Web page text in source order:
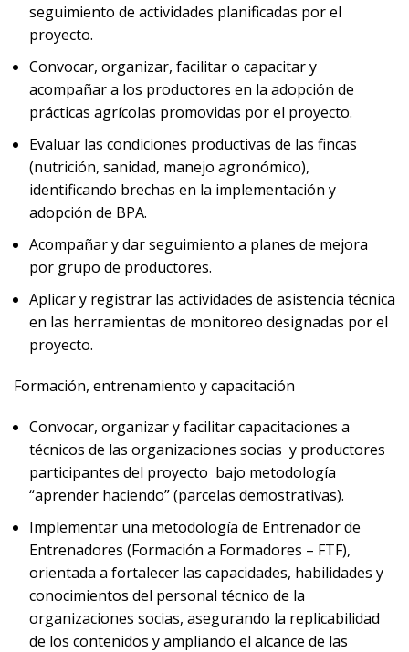
seguimiento de actividades planificadas por el
proyecto.
Convocar, organizar, facilitar o capacitar y
acompañar a los productores en la adopción de
prácticas agrícolas promovidas por el proyecto.
Evaluar las condiciones productivas de las fincas
(nutrición, sanidad, manejo agronómico),
identificando brechas en la implementación y
adopción de BPA.
Acompañar y dar seguimiento a planes de mejora
por grupo de productores.
Aplicar y registrar las actividades de asistencia técnica
en las herramientas de monitoreo designadas por el
proyecto.
Formación, entrenamiento y capacitación
Convocar, organizar y facilitar capacitaciones a
técnicos de las organizaciones socias y productores
participantes del proyecto bajo metodología
“aprender haciendo” (parcelas demostrativas).
Implementar una metodología de Entrenador de
Entrenadores (Formación a Formadores – FTF),
orientada a fortalecer las capacidades, habilidades y
conocimientos del personal técnico de la
organizaciones socias, asegurando la replicabilidad
de los contenidos y ampliando el alcance de las